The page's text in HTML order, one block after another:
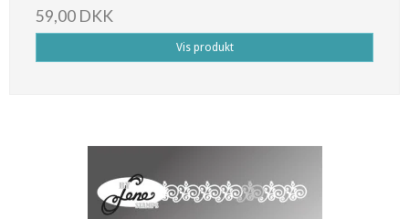
59,00 DKK
Vis produkt